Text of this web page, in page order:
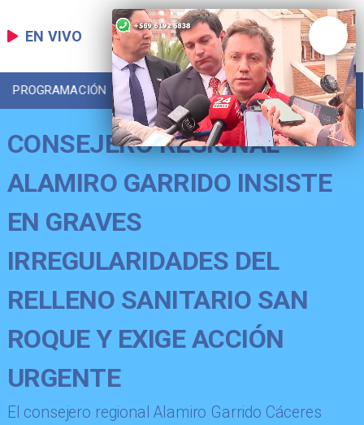
EN VIVO
PROGRAMACIÓN LOCAL DEPORTES
CONSEJERO REGIONAL
ALAMIRO GARRIDO INSISTE
EN GRAVES
IRREGULARIDADES DEL
RELLENO SANITARIO SAN
ROQUE Y EXIGE ACCIÓN
URGENTE
​El consejero regional Alamiro Garrido Cáceres